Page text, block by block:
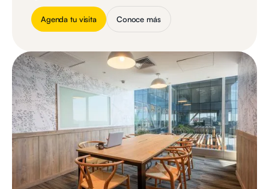
Agenda tu visita Conoce más